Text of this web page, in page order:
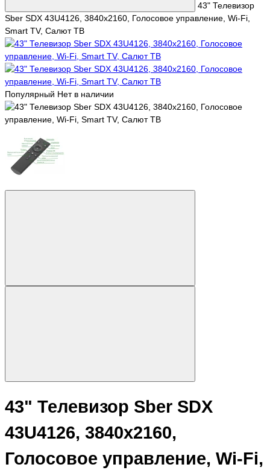
43" Телевизор
Sber SDX 43U4126, 3840х2160, Голосовое управление, Wi-Fi,
Smart TV, Салют ТВ
Популярный Нет в наличии
43" Телевизор Sber SDX
43U4126, 3840х2160,
Голосовое управление, Wi-Fi,